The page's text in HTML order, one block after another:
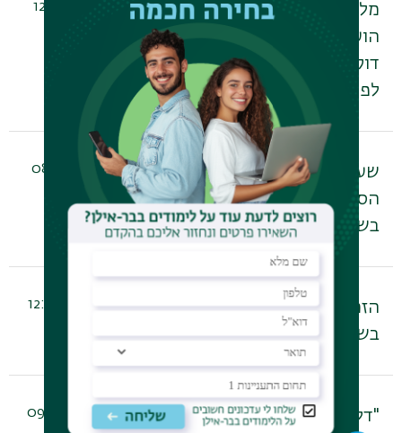
מלגת נשיא המדינה
הוענקה לאלעד רפואה,
דוקטורנט במחלקה
לפסיכולוגיה
02/12/2025 - 12:30
שעות הפתיחה של
הספרייה לפסיכולוגיה
בשנת הלימודים תשפ"ו
25/11/2025 - 08:20
הזמנה לקבוצה טיפולית
בשילוב מיינדפולנס
02/09/2025 - 12:54
"דלת פתוחה"- שירות בזום
26/06/2025 - 09:35